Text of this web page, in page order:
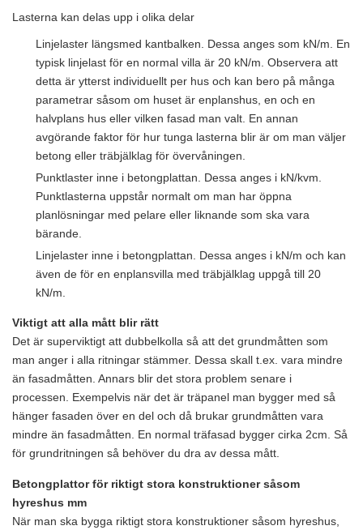
Lasterna kan delas upp i olika delar
Linjelaster längsmed kantbalken. Dessa anges som kN/m. En
typisk linjelast för en normal villa är 20 kN/m. Observera att
detta är ytterst individuellt per hus och kan bero på många
parametrar såsom om huset är enplanshus, en och en
halvplans hus eller vilken fasad man valt. En annan
avgörande faktor för hur tunga lasterna blir är om man väljer
betong eller träbjälklag för övervåningen.
Punktlaster inne i betongplattan. Dessa anges i kN/kvm.
Punktlasterna uppstår normalt om man har öppna
planlösningar med pelare eller liknande som ska vara
bärande.
Linjelaster inne i betongplattan. Dessa anges i kN/m och kan
även de för en enplansvilla med träbjälklag uppgå till 20
kN/m.
Viktigt att alla mått blir rätt
Det är superviktigt att dubbelkolla så att det grundmåtten som
man anger i alla ritningar stämmer. Dessa skall t.ex. vara mindre
än fasadmåtten. Annars blir det stora problem senare i
processen. Exempelvis när det är träpanel man bygger med så
hänger fasaden över en del och då brukar grundmåtten vara
mindre än fasadmåtten. En normal träfasad bygger cirka 2cm. Så
för grundritningen så behöver du dra av dessa mått.
Betongplattor för riktigt stora konstruktioner såsom
hyreshus mm
När man ska bygga riktigt stora konstruktioner såsom hyreshus,